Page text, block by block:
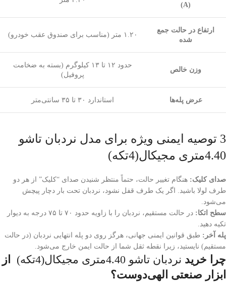
(A)
ارتفاع در حالت جمع
شده
۱.۲۰ متر (مناسب برای صندوق عقب خودرو)
وزن خالص
حدود ۱۲ تا ۱۳ کیلوگرم (بسته به ضخامت
پروفیل)
عرض پله‌ها استاندارد ۳۰ تا ۳۵ سانتی‌متر
3 توصیه ایمنی ویژه برای مدل نردبان تاشو
4.40متری مجیکال(4تکه)
صدای کلیک: هنگام تغییر حالت، حتماً منتظر شنیدن صدای “کلیک” از هر دو
طرف لولا باشید. اگر یک طرف قفل نشود، نردبان تحت بار دچار پیچش
می‌شود.
سطح اتکا:
در حالت مستقیم، نردبان را با زاویه حدود ۷۰ تا ۷۵ درجه به دیوار
تکیه دهید.
پله آخر : طبق قوانین ایمنی جهانی، هرگز روی دو پله انتهایی نردبان (در حالت
مستقیم) نایستید، زیرا نقطه ثقل شما از حالت ایمن خارج می‌شود.
چرا خرید نردبان تاشو 4.40متری مجیکال(4تکه)
از
ابزار صنعتی الهی‌دوست؟